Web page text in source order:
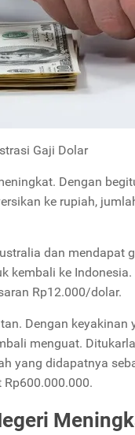
Gaji Dolar
Dengan
ke rupiah,
dan mendapat
kembali ke
Rp12.000/dolar.
Dengan
menguat.
yang didapatnya